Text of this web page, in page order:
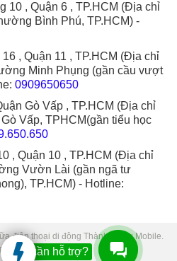
10 , Quận 6 , TP.HCM (Địa chỉ
Bình Phú, TP.HCM) -
, Quận 11 , TP.HCM (Địa chỉ
Minh Phụng (gần cầu vượt
0909650650
Gò Vấp , TP.HCM (Địa chỉ
Vấp, TPHCM(gần tiểu học
, Quận 10 , TP.HCM (Địa chỉ
Vườn Lài (gần ngã tư
TP.HCM) - Hotline:
điện thoại di động Thành Trung Mobile.
by Sudo.
Bạn cần hỗ trợ?